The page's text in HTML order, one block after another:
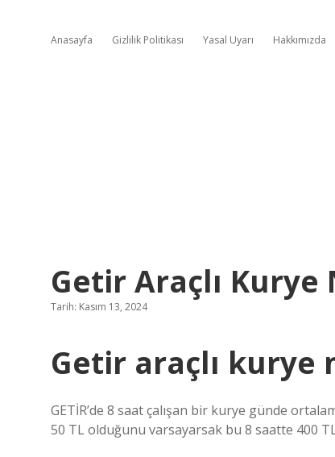
Anasayfa Gizlilik Politikası Yasal Uyarı Hakkımızda
Getir Araçlı Kurye
Tarih: Kasım 13, 2024
Getir araçlı kurye
GETİR’de 8 saat çalışan bir kurye günde
50 TL olduğunu varsayarsak bu 8 saatte 400